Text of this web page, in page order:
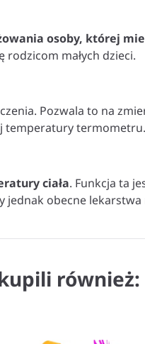
osoby, której
małych dzieci.
Pozwala to na
temperatury termometru.
ciała. Funkcja ta
jednak obecne
również: